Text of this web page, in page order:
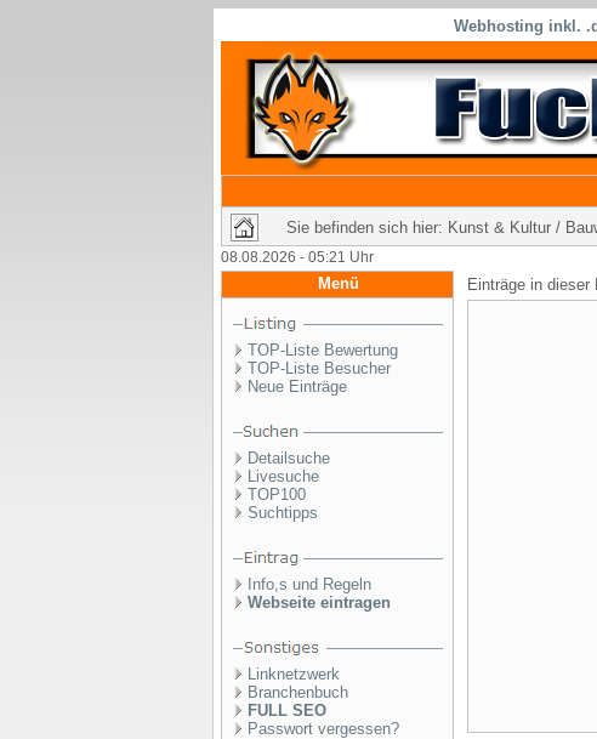
Webhosting inkl.
Sie befinden sich hier: Kunst & Kultur /
08.08.2026 - 05:21 Uhr
Menü
TOP-Liste Bewertung
TOP-Liste Besucher
Neue Einträge
Detailsuche
Livesuche
TOP100
Suchtipps
Info,s und Regeln
Webseite eintragen
Linknetzwerk
Branchenbuch
FULL SEO
Passwort vergessen?
Einträge in dieser